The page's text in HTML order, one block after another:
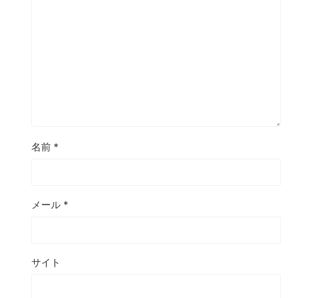
名前 *
メール *
サイト